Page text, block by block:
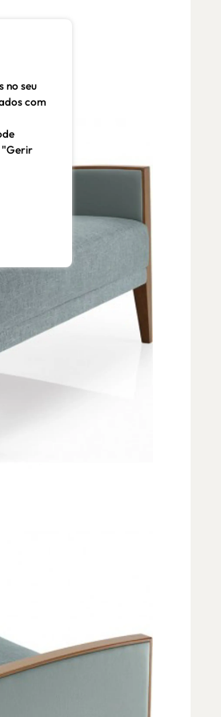
sofás de madeira
fameg
no seu
com
"Gerir